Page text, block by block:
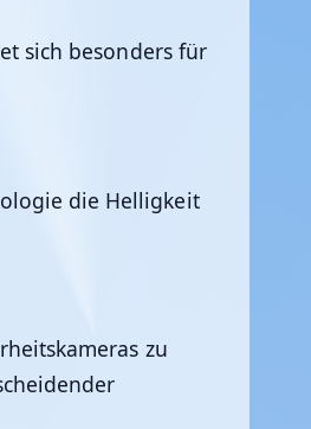
sich besonders für
die Helligkeit
zu